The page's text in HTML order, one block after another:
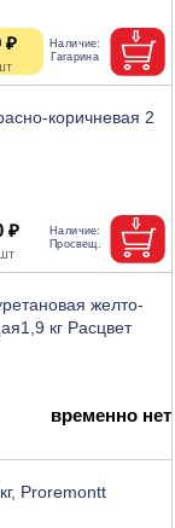
₽
коричневая 2
₽
желто-
кг Расцвет
временно нет
Proremontt